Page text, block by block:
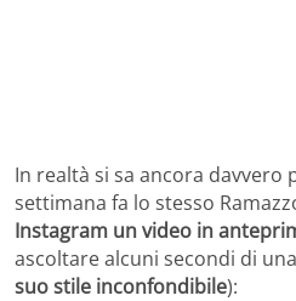
In realtà si sa ancora davvero
settimana fa lo stesso
Instagram un video in
ascoltare alcuni secondi di
suo stile inconfondibile):